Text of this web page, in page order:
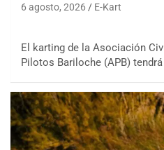
6 agosto, 2026 E-Kart
El karting de la Asociación
Pilotos Bariloche (APB)